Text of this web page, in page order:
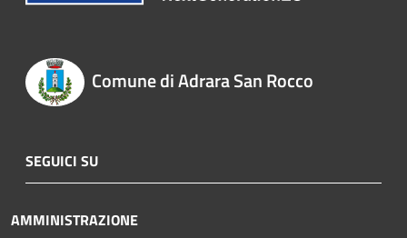
Comune di Adrara San Rocco
SEGUICI SU
AMMINISTRAZIONE